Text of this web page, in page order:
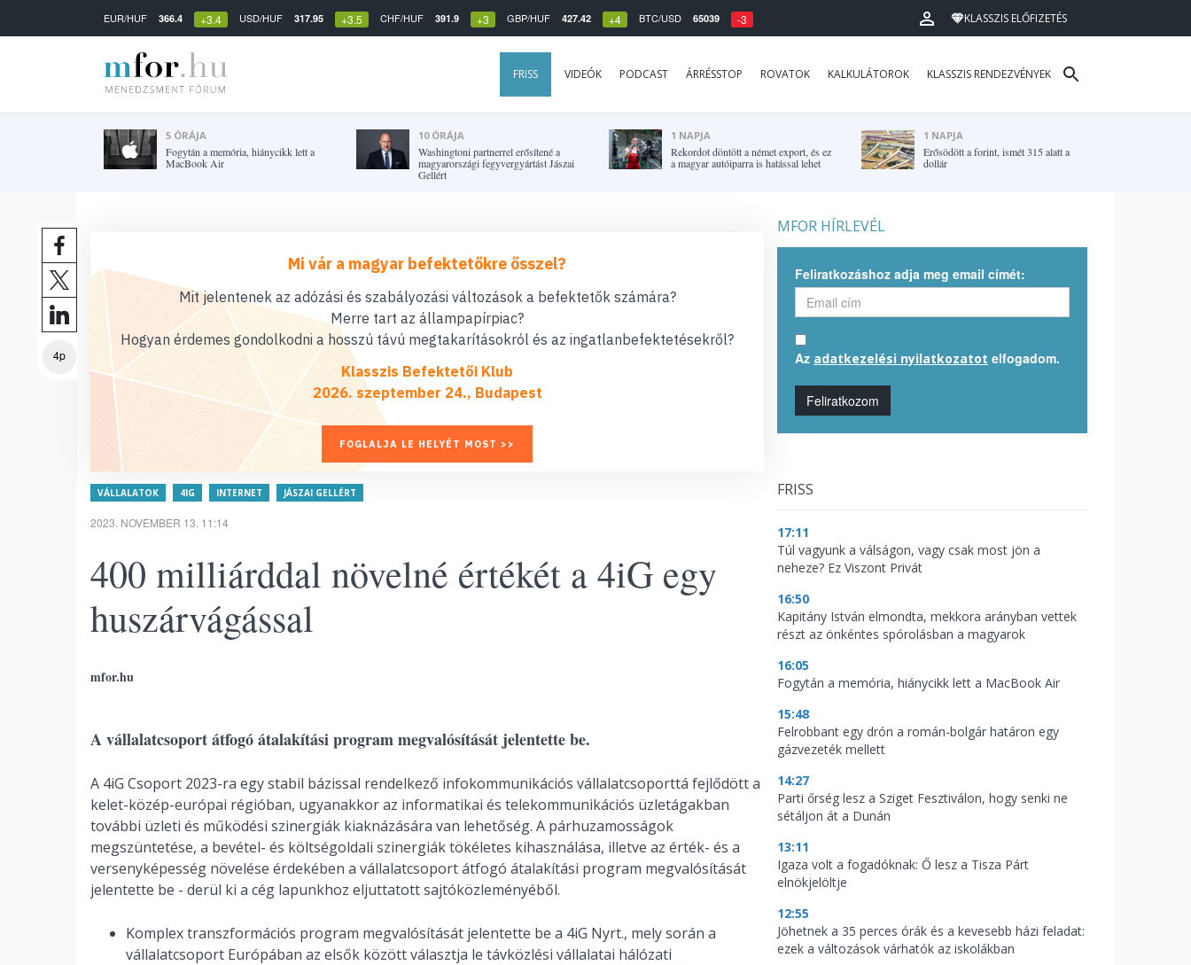
EUR/HUF 366.4 +3.4 USD/HUF 317.95 +3.5 CHF/HUF 391.9 +3 GBP/HUF 427.42 +4 BTC/USD 65039 -3 KLASSZIS ELŐFIZETÉS
FRISS VIDEÓK PODCAST ÁRRÉSSTOP ROVATOK KALKULÁTOROK KLASSZIS RENDEZVÉNYEK
5 ÓRÁJA
Fogytán a memória, hiánycikk lett a
MacBook Air
10 ÓRÁJA
Washingtoni partnerrel erősítené a
magyarországi fegyvergyártást Jászai
Gellért
1 NAPJA
Rekordot döntött a német export, és ez
a magyar autóiparra is hatással lehet
1 NAPJA
Erősödött a forint, ismét 315 alatt a
dollár
4p
Mi vár a magyar befektetőkre ősszel?
Mit jelentenek az adózási és szabályozási változások a befektetők számára?
Merre tart az állampapírpiac?
Hogyan érdemes gondolkodni a hosszú távú megtakarításokról és az ingatlanbefektetésekről?
Klasszis Befektetői Klub
2026. szeptember 24., Budapest
FOGLALJA LE HELYÉT MOST >>
VÁLLALATOK 4IG INTERNET JÁSZAI GELLÉRT
2023. NOVEMBER 13. 11:14
400 milliárddal növelné értékét a 4iG egy
huszárvágással
mfor.hu
A vállalatcsoport átfogó átalakítási program megvalósítását jelentette be.
A 4iG Csoport 2023-ra egy stabil bázissal rendelkező infokommunikációs vállalatcsoporttá fejlődött a
kelet-közép-európai régióban, ugyanakkor az informatikai és telekommunikációs üzletágakban
további üzleti és működési szinergiák kiaknázására van lehetőség. A párhuzamosságok
megszüntetése, a bevétel- és költségoldali szinergiák tökéletes kihasználása, illetve az érték- és a
versenyképesség növelése érdekében a vállalatcsoport átfogó átalakítási program megvalósítását
jelentette be - derül ki a cég lapunkhoz eljuttatott sajtóközleményéből.
Komplex transzformációs program megvalósítását jelentette be a 4iG Nyrt., mely során a
vállalatcsoport Európában az elsők között választja le távközlési vállalatai hálózati
MFOR HÍRLEVÉL
Feliratkozáshoz adja meg email címét:
Az adatkezelési nyilatkozatot elfogadom.
Feliratkozom
FRISS
17:11
Túl vagyunk a válságon, vagy csak most jön a
neheze? Ez Viszont Privát
16:50
Kapitány István elmondta, mekkora arányban vettek
részt az önkéntes spórolásban a magyarok
16:05
Fogytán a memória, hiánycikk lett a MacBook Air
15:48
Felrobbant egy drón a román-bolgár határon egy
gázvezeték mellett
14:27
Parti őrség lesz a Sziget Fesztiválon, hogy senki ne
sétáljon át a Dunán
13:11
Igaza volt a fogadóknak: Ő lesz a Tisza Párt
elnökjelöltje
12:55
Jöhetnek a 35 perces órák és a kevesebb házi feladat:
ezek a változások várhatók az iskolákban